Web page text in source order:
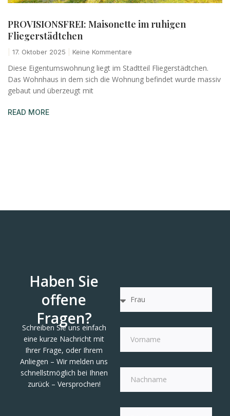
PROVISIONSFREI: Maisonette im ruhigen
Fliegerstädtchen
17. Oktober 2025 Keine Kommentare
Diese Eigentumswohnung liegt im Stadtteil Fliegerstädtchen.
Das Wohnhaus in dem sich die Wohnung befindet wurde massiv
gebaut und überzeugt mit
READ MORE
Haben Sie
offene
Fragen?
Schreiben Sie uns einfach
eine kurze Nachricht mit
Ihrer Frage, oder Ihrem
Anliegen – Wir melden uns
schnellstmöglich bei Ihnen
zurück – Versprochen!